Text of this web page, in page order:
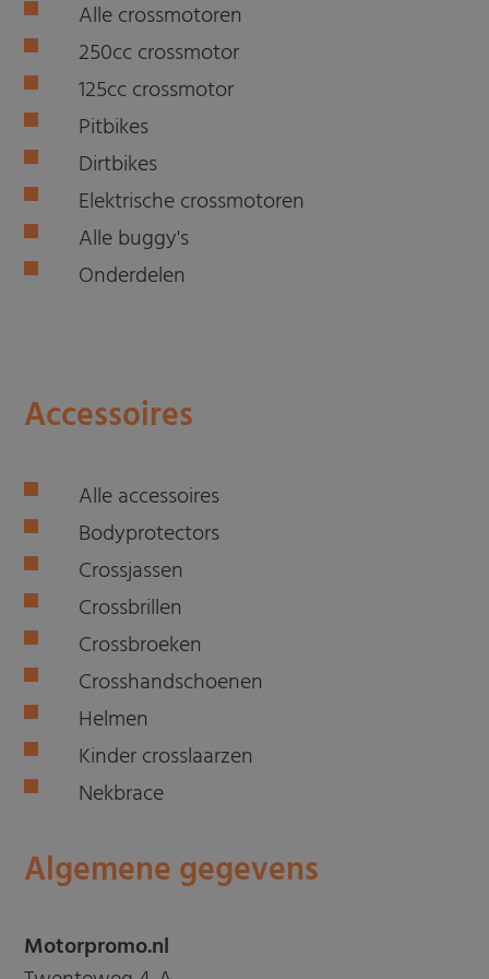
Alle crossmotoren
250cc crossmotor
125cc crossmotor
Pitbikes
Dirtbikes
Elektrische crossmotoren
Alle buggy's
Onderdelen
Accessoires
Alle accessoires
Bodyprotectors
Crossjassen
Crossbrillen
Crossbroeken
Crosshandschoenen
Helmen
Kinder crosslaarzen
Nekbrace
Algemene gegevens
Motorpromo.nl